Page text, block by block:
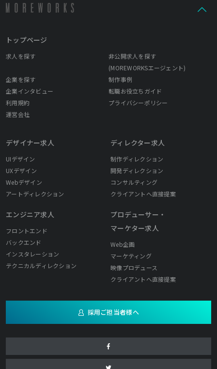
トップページ
求人を探す
非公開求人を探す
(MOREWORKSエージェント)
企業を探す
制作事例
企業インタビュー
転職お役立ちガイド
利用規約
プライバシーポリシー
運営会社
デザイナー求人
UIデザイン
UXデザイン
Webデザイン
アートディレクション
エンジニア求人
フロントエンド
バックエンド
インスタレーション
テクニカルディレクション
ディレクター求人
制作ディレクション
開発ディレクション
コンサルティング
クライアントへ直接提案
プロデューサー・
マーケター求人
Web企画
マーケティング
映像プロデュース
クライアントへ直接提案
採用ご担当者様へ